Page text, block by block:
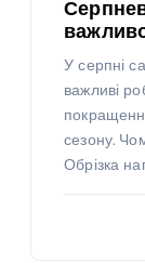
У серпні
важливі
сезону.
Обрізка